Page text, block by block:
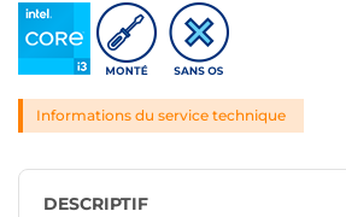
Informations du service technique
DESCRIPTIF